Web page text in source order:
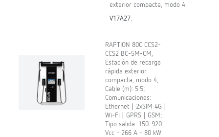
exterior compacta, modo 4
V17A27.
RAPTION 80C CCS2-
CCS2 BC-5M-CM,
Estación de recarga
rápida exterior
compacta, modo 4;
Cable (m): 5.5;
Comunicaciones:
Ethernet | 2xSIM 4G |
Wi-Fi | GPRS | GSM;
Tipo salida: 150-920
Vcc - 266 A - 80 kW